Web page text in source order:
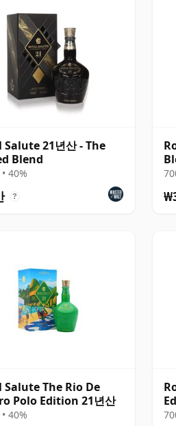
Salute 21년산 - The
Blend
40%
?
산
Salute The Rio De
Polo Edition 21년산
40%